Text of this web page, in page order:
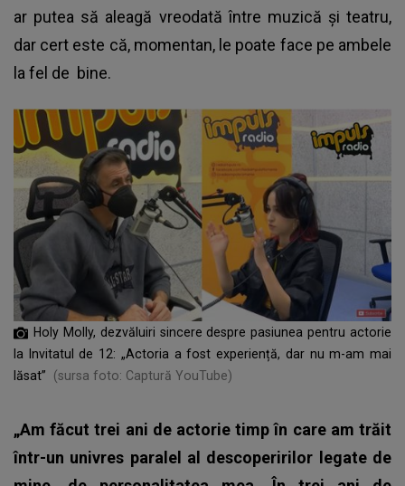
ar putea să aleagă vreodată între muzică și teatru,
dar cert este că, momentan, le poate face pe ambele
la fel de bine.
Holy Molly, dezvăluiri sincere despre pasiunea pentru actorie
la Invitatul de 12: „Actoria a fost experiență, dar nu m-am mai
lăsat”
(sursa foto: Captură YouTube)
„Am făcut trei ani de actorie timp în care am trăit
într-un univres paralel al descoperirilor legate de